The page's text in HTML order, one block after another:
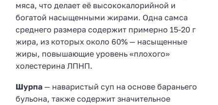
мяса, что делает её высококалорийной и
богатой насыщенными жирами. Одна самса
среднего размера содержит примерно 15-20 г
жира, из которых около 60% — насыщенные
жиры, повышающие уровень «плохого»
холестерина ЛПНП.
Шурпа — наваристый суп на основе бараньего
бульона, также содержит значительное